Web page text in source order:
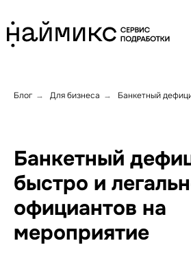
Блог → Для бизнеса → Банкетный
Банкетный
быстро и
официантов на
мероприятие